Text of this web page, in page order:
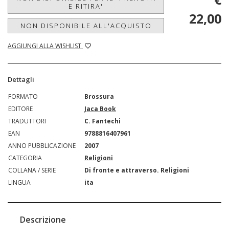
E RITIRA'
NON DISPONIBILE ALL'ACQUISTO
AGGIUNGI ALLA WISHLIST
22,00
Dettagli
FORMATO
Brossura
EDITORE
Jaca Book
TRADUTTORI
C. Fantechi
EAN
9788816407961
ANNO PUBBLICAZIONE
2007
CATEGORIA
Religioni
COLLANA / SERIE
Di fronte e attraverso. Religioni
LINGUA
ita
Descrizione